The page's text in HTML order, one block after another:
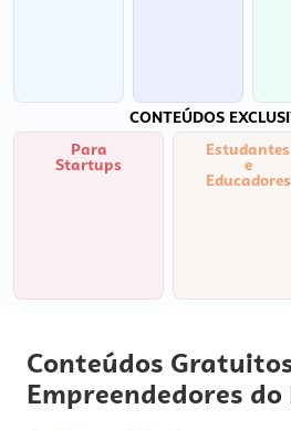
CONTEÚDOS
Para
Startups
Estudantes
e
Educadores
Conteúdos
Empreendedores do